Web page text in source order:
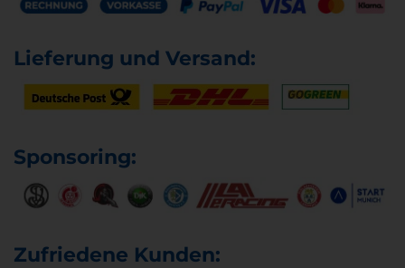
Lieferung und Versand:
Sponsoring:
Zufriedene Kunden: